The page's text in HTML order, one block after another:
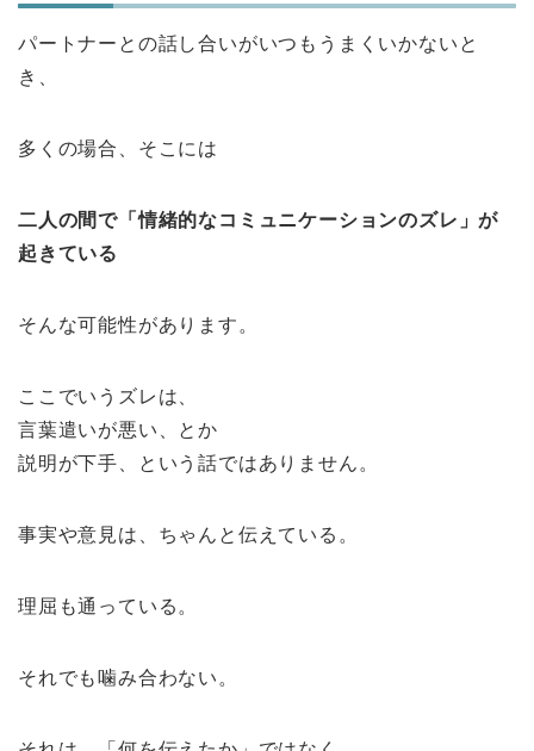
パートナーとの話し合いがいつもうまくいかないと
き、
多くの場合、そこには
二人の間で「情緒的なコミュニケーションのズレ」が
起きている
そんな可能性があります。
ここでいうズレは、
言葉遣いが悪い、とか
説明が下手、という話ではありません。
事実や意見は、ちゃんと伝えている。
理屈も通っている。
それでも噛み合わない。